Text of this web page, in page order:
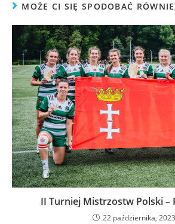
MOŻE CI SIĘ SPODOBAĆ
II Turniej Mistrzostw Polski –
22 października, 2023